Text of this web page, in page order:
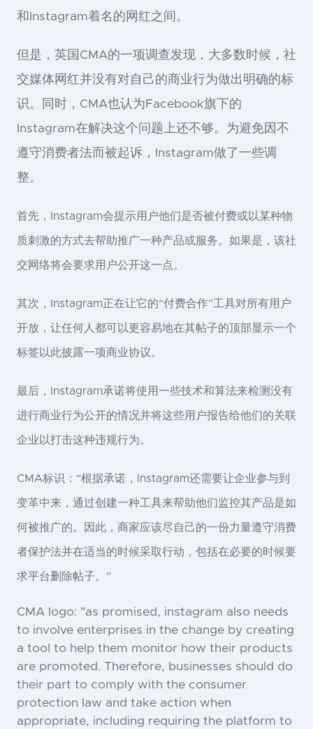
和Instagram着名的网红之间。
但是，英国CMA的一项调查发现，大多数时候，社
交媒体网红并没有对自己的商业行为做出明确的标
识。同时，CMA也认为Facebook旗下的
Instagram在解决这个问题上还不够。为避免因不
遵守消费者法而被起诉，Instagram做了一些调
整。
首先，Instagram会提示用户他们是否被付费或以某种物
质刺激的方式去帮助推广一种产品或服务。如果是，该社
交网络将会要求用户公开这一点。
其次，Instagram正在让它的“付费合作”工具对所有用户
开放，让任何人都可以更容易地在其帖子的顶部显示一个
标签以此披露一项商业协议。
最后，Instagram承诺将使用一些技术和算法来检测没有
进行商业行为公开的情况并将这些用户报告给他们的关联
企业以打击这种违规行为。
CMA标识：“根据承诺，Instagram还需要让企业参与到
变革中来，通过创建一种工具来帮助他们监控其产品是如
何被推广的。因此，商家应该尽自己的一份力量遵守消费
者保护法并在适当的时候采取行动，包括在必要的时候要
求平台删除帖子。”
CMA logo: "as promised, instagram also needs
to involve enterprises in the change by creating
a tool to help them monitor how their products
are promoted. Therefore, businesses should do
their part to comply with the consumer
protection law and take action when
appropriate, including requiring the platform to